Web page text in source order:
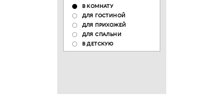
В КОМНАТУ
ДЛЯ ГОСТИНОЙ
ДЛЯ ПРИХОЖЕЙ
ДЛЯ СПАЛЬНИ
В ДЕТСКУЮ